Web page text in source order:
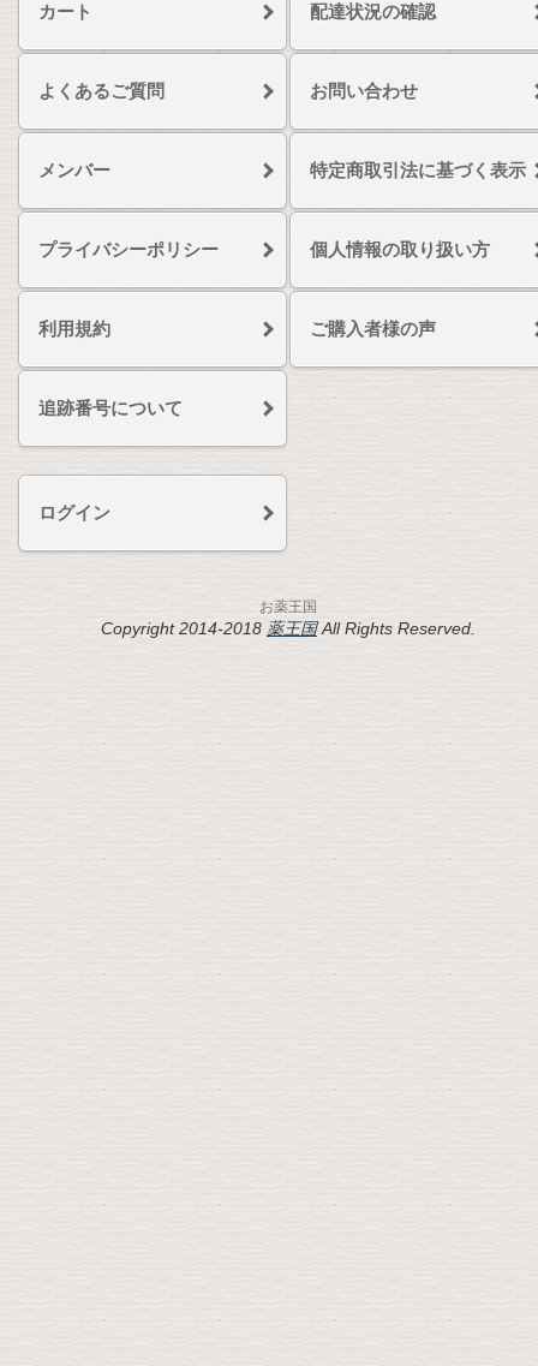
カート 配達状況の確認
よくあるご質問 お問い合わせ
メンバー 特定商取引法に基づく表示
プライバシーポリシー 個人情報の取り扱い方
利用規約 ご購入者様の声
追跡番号について
ログイン
お薬王国
Copyright 2014-2018 薬王国All Rights Reserved.